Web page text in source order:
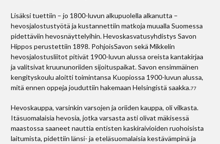
Lisäksi tuettiin – jo 1800-luvun alkupuolella alkanutta –
hevosjalostustyötä ja kustannettiin matkoja muualla Suomessa
pidettäviin hevosnäyttelyihin. Hevoskasvatusyhdistys Savon
Hippos perustettiin 1898. Pohjois­Savon sekä Mikkelin
hevosjalostusliitot pitivät 1900-luvun alussa oreista kantakirjaa
ja valitsivat kruununoriiden sijoituspaikat. Savon ensimmäinen
kengityskoulu aloitti toimintansa Kuopiossa 1900-luvun alussa,
mitä ennen oppeja jouduttiin hakemaan Helsingistä saakka.77
Hevoskauppa, varsinkin varsojen ja oriiden kauppa, oli vilkasta.
Itäsuomalaisia hevosia, jotka varsasta asti olivat mäkisessä
maastossa saaneet nauttia entisten kaskiraivioiden ruohoisista
laitumista, pidettiin länsi- ja eteläsuomalaisia kestävämpinä ja